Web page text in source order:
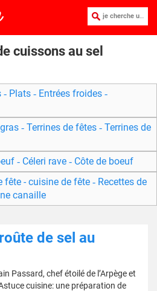
je cherche une recette :
cuissons au sel
Plats
Entrées froides
Terrines de fêtes
Terrines de
Céleri rave
Côte de boeuf
fête - cuisine de fête
Recettes de
canaille
de sel au
Passard, chef étoilé de l’Arpège et
cuisine: une préparation de